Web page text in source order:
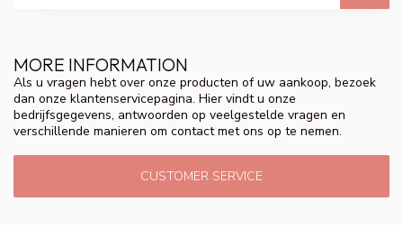
MORE INFORMATION
Als u vragen hebt over onze producten of uw aankoop, bezoek
dan onze klantenservicepagina. Hier vindt u onze
bedrijfsgegevens, antwoorden op veelgestelde vragen en
verschillende manieren om contact met ons op te nemen.
CUSTOMER SERVICE